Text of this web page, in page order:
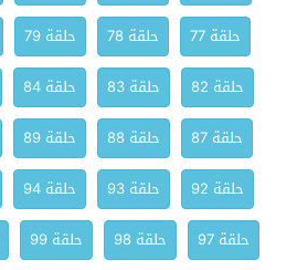
حلقة 77
حلقة 78 حلقة 79
حلقة 82
حلقة 83 حلقة 84
حلقة 87
حلقة 88 حلقة 89
حلقة 92
حلقة 93 حلقة 94
حلقة 97
حلقة 98 حلقة 99